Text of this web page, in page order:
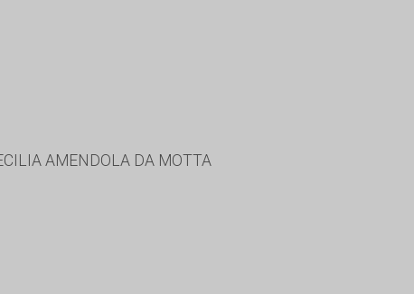
AMENDOLA DA MOTTA